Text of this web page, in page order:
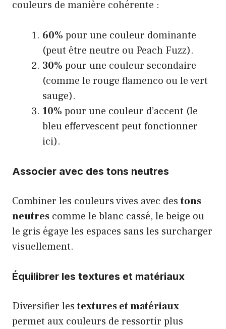
couleurs de manière cohérente :
60% pour une couleur dominante
(peut être neutre ou Peach Fuzz).
30% pour une couleur secondaire
(comme le rouge flamenco ou le vert
sauge).
10% pour une couleur d’accent (le
bleu effervescent peut fonctionner
ici).
Associer avec des tons neutres
Combiner les couleurs vives avec destons
neutres comme le blanc cassé, le beige ou
le gris égaye les espaces sans les surcharger
visuellement.
Équilibrer les textures et matériaux
Diversifier lestextures et matériaux
permet aux couleurs de ressortir plus